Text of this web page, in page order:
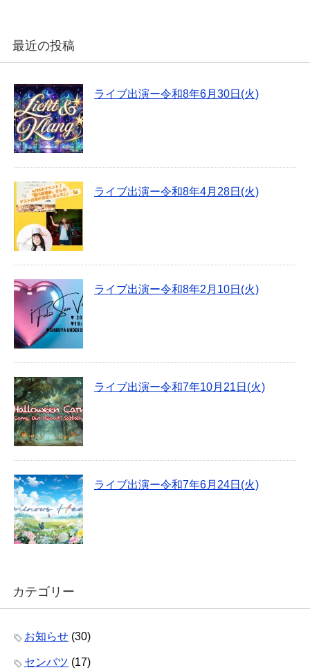
最近の投稿
ライブ出演ー令和8年6月30日(火)
ライブ出演ー令和8年4月28日(火)
ライブ出演ー令和8年2月10日(火)
ライブ出演ー令和7年10月21日(火)
ライブ出演ー令和7年6月24日(火)
カテゴリー
お知らせ (30)
センバツ (17)